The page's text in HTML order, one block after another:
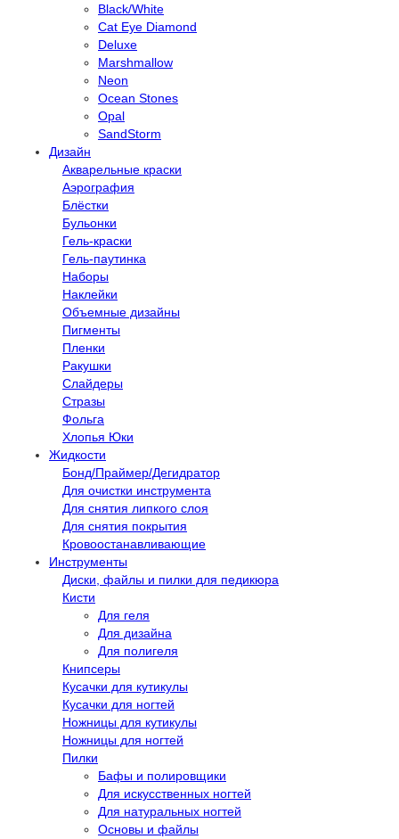
Black/White
Cat Eye Diamond
Deluxe
Marshmallow
Neon
Ocean Stones
Opal
SandStorm
Дизайн
Акварельные краски
Аэрография
Блёстки
Бульонки
Гель-краски
Гель-паутинка
Наборы
Наклейки
Объемные дизайны
Пигменты
Пленки
Ракушки
Слайдеры
Стразы
Фольга
Хлопья Юки
Жидкости
Бонд/Праймер/Дегидратор
Для очистки инструмента
Для снятия липкого слоя
Для снятия покрытия
Кровоостанавливающие
Инструменты
Диски, файлы и пилки для педикюра
Кисти
Для геля
Для дизайна
Для полигеля
Книпсеры
Кусачки для кутикулы
Кусачки для ногтей
Ножницы для кутикулы
Ножницы для ногтей
Пилки
Бафы и полировщики
Для искусственных ногтей
Для натуральных ногтей
Основы и файлы